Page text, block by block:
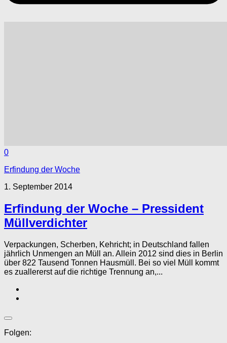
0
Erfindung der Woche
1. September 2014
Erfindung der Woche – Pressident
Müllverdichter
Verpackungen, Scherben, Kehricht; in Deutschland fallen
jährlich Unmengen an Müll an. Allein 2012 sind dies in Berlin
über 822 Tausend Tonnen Hausmüll. Bei so viel Müll kommt
es zuallererst auf die richtige Trennung an,...
Folgen: